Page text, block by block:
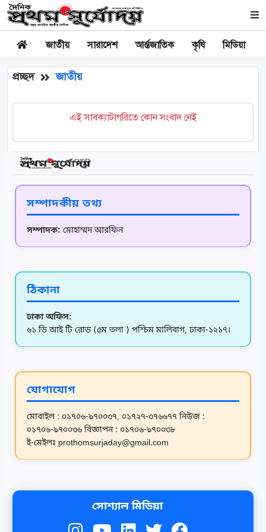
জাতীয় সারাদেশ আর্ন্তজাতিক কৃষি মিডিয়া
প্রচ্ছদ জাতীয়
এই সাবক্যাটাগরিতে কোন সংবাদ নেই
সম্পাদকীয় তথ্য
সম্পাদক: মোহাম্মদ আরফিন
ঠিকানা
ঢাকা অফিস:
৬১ ডি আই টি রোড (৫ম তলা ) পশ্চিম মালিবাগ, ঢাকা-১২১৭।
যোগাযোগ
মোবাইল : ০১৭০৬-৯৭০০৩৭, ০১৭২৭-৩৭৬৬৭৭ নিউজ :
০১৭০৬-৯৭০০৩৬ বিজ্ঞাপন : ০১৭০৬-৯৭০০৩৮
ই-মেইলঃ prothomsurjaday@gmail.com
সোশ্যাল মিডিয়া